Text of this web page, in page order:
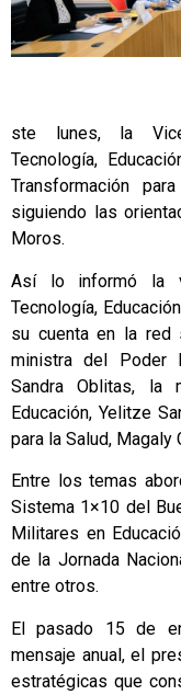
ste lunes, la
Tecnología,
Transformación
siguiendo las
Moros.
Así lo informó la
Tecnología,
su cuenta en la red
ministra del Poder
Sandra Oblitas, la
Educación, Yelitze
para la Salud, Magaly
Entre los temas
Sistema 1×10 del
Militares en
de la Jornada
entre otros.
El pasado 15 de
mensaje anual, el
estratégicas que